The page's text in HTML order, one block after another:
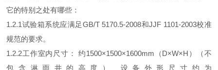
它的特别之处有哪些：
1.2.1试验箱系统应满足GB/T 5170.5-2008和JJF 1101-2003校准
规范的要求。
1.2.2工作室内尺寸： 约1500×1500×1600mm（D×W×H）（不
包含淋雨井的高度） 设备外形尺寸约为